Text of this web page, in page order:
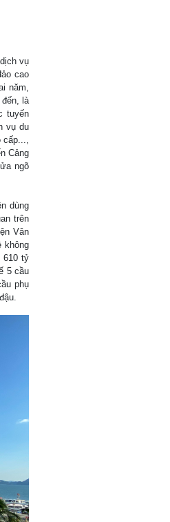
vụ
cao
năm,
là
tuyến
vụ du
cấp...,
Cảng
ngõ
dùng
trên
Vân
không
610 tỷ
5 cầu
phụ